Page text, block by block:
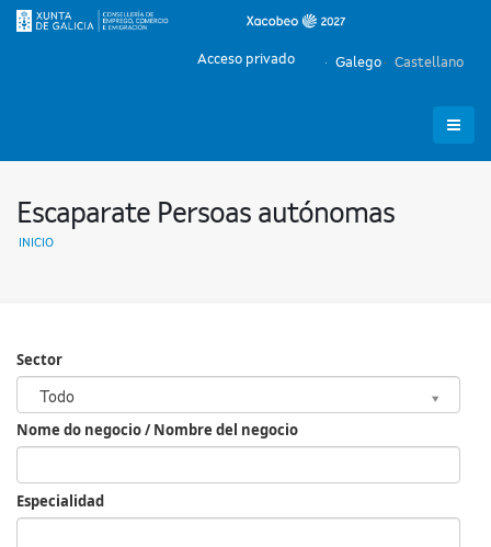
Galego Castellano
Acceso privado
Escaparate Persoas autónomas
INICIO
Sector
Todo
Sector
Nome do negocio / Nombre del negocio
Especialidad